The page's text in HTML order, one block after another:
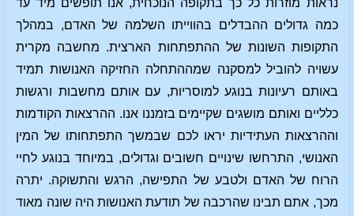
כמה גדולים ההבדלים בהווייתו השלמה של האדם, במהלך
התקופות השונות של ההתפתחות הארצית. מחשבה מקרית
עשויה להוביל למסקנה שמההתחלה החזיקה האנושות תמיד
באותם רעיונות בנוגע למוסריות, עם אותם מחשבות ורגשות
כלליים ואותם מושגים שקיימים בזמננו אנו. ההרצאות הקודמות
וההרצאות העתידיות יראו לכם שבמשך התפתחותו של המין
האנושי, התרחשו שינויים חשובים וגדולים, במיוחד בנוגע לחיי
הרוח של האדם ולטבע של התפישה, הרגש והתשוקה. יתרה
מכך, אתם תבינו שהרכבה של תודעת האנושות היה שונה מאוד